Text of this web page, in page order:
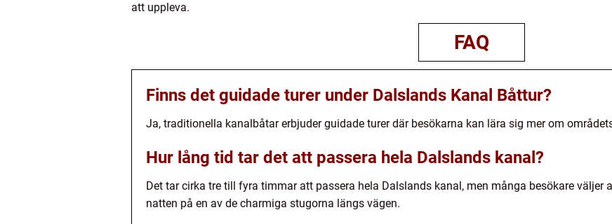
att uppleva.
FAQ
Finns det guidade turer under Dalslands Kanal Båttur?
Ja, traditionella kanalbåtar erbjuder guidade turer där besökarna kan lära sig mer om
Hur lång tid tar det att passera hela Dalslands kanal?
Det tar cirka tre till fyra timmar att passera hela Dalslands kanal, men många besökare väljer
natten på en av de charmiga stugorna längs vägen.